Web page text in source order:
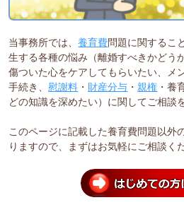
当事務所では、養育費問題に関するこ
生する各種の悩み（離婚すべきかどう
傷ついた心をケアしてもらいたい、メ
手続き、慰謝料 ・ 財産分与 ・親権 ・養
どの知識を深めたい）に関してご相談
このページに記載した養育費問題以外
りますので、まずはお気軽にご相談く